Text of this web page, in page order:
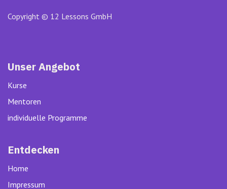
Copyright © 12 Lessons GmbH
Unser Angebot
Kurse
Mentoren
individuelle Programme
Entdecken
Home
Impressum